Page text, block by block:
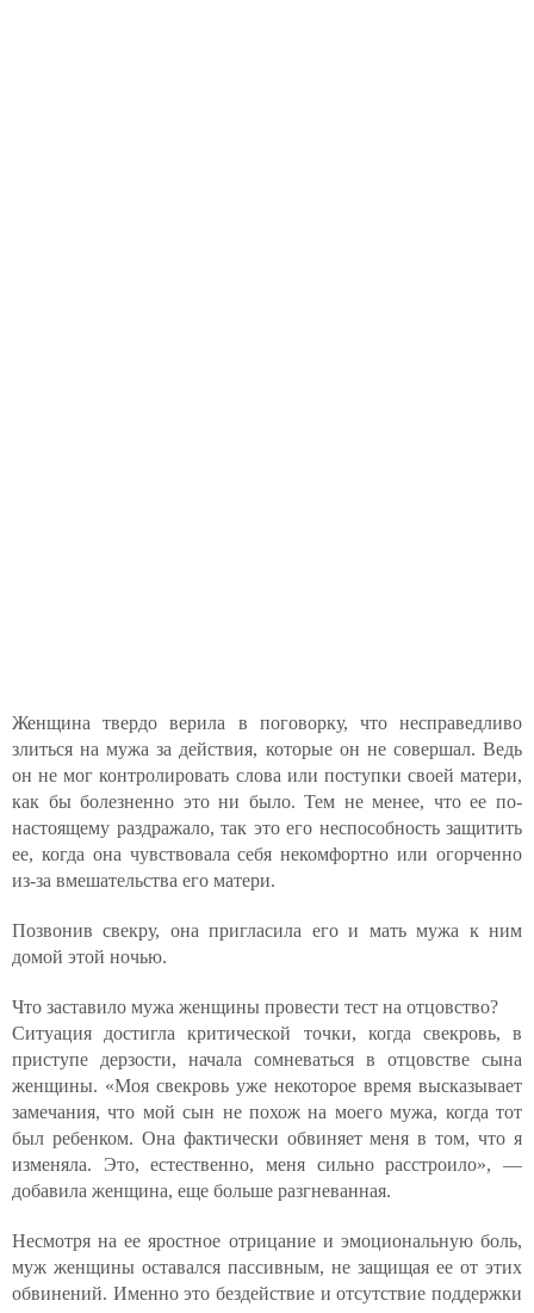
Женщина твердо верила в поговорку, что несправедливо
злиться на мужа за действия, которые он не совершал. Ведь
он не мог контролировать слова или поступки своей матери,
как бы болезненно это ни было. Тем не менее, что ее по-
настоящему раздражало, так это его неспособность защитить
ее, когда она чувствовала себя некомфортно или огорченно
из-за вмешательства его матери.
Позвонив свекру, она пригласила его и мать мужа к ним
домой этой ночью.
Что заставило мужа женщины провести тест на отцовство?
Ситуация достигла критической точки, когда свекровь, в
приступе дерзости, начала сомневаться в отцовстве сына
женщины. «Моя свекровь уже некоторое время высказывает
замечания, что мой сын не похож на моего мужа, когда тот
был ребенком. Она фактически обвиняет меня в том, что я
изменяла. Это, естественно, меня сильно расстроило», —
добавила женщина, еще больше разгневанная.
Несмотря на ее яростное отрицание и эмоциональную боль,
муж женщины оставался пассивным, не защищая ее от этих
обвинений. Именно это бездействие и отсутствие поддержки